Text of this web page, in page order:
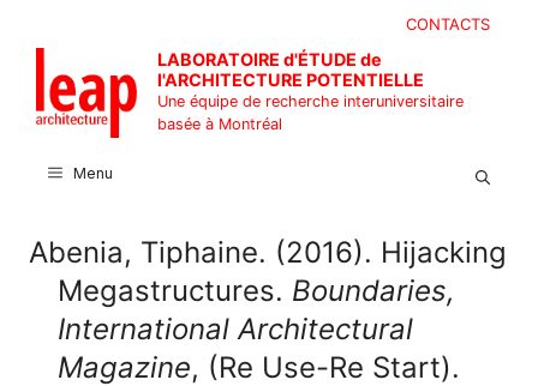
contenu
CONTACTS
LABORATOIRE d'ÉTUDE de
l'ARCHITECTURE POTENTIELLE
Une équipe de recherche interuniversitaire
basée à Montréal
Menu
Abenia, Tiphaine. (2016). Hijacking
Megastructures. Boundaries,
International Architectural
Magazine, (Re Use-Re Start).